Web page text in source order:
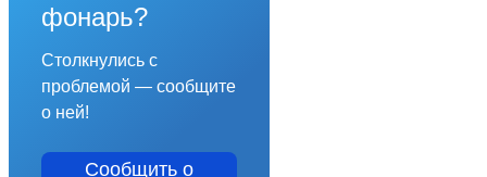
фонарь?
Столкнулись с
проблемой — сообщите
о ней!
Сообщить о